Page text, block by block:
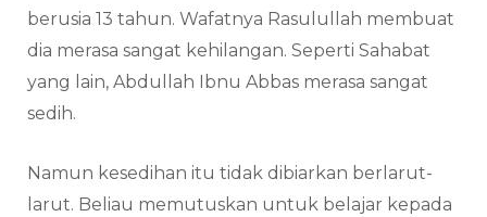
berusia 13 tahun. Wafatnya Rasulullah membuat
dia merasa sangat kehilangan. Seperti Sahabat
yang lain, Abdullah Ibnu Abbas merasa sangat
sedih.
Namun kesedihan itu tidak dibiarkan berlarut-
larut. Beliau memutuskan untuk belajar kepada